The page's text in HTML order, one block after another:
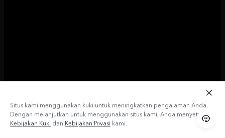
Situs kami menggunakan kuki untuk meningkatkan pengalaman Anda.
Dengan melanjutkan untuk menggunakan situs kami, Anda menyetujui
Kebijakan Kuki dan Kebijakan Privasi kami.